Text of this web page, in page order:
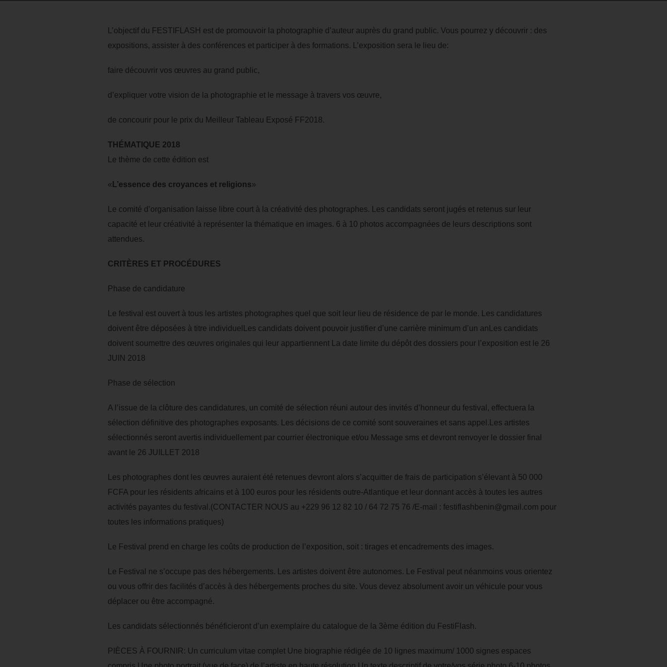
L’objectif du FESTIFLASH est de promouvoir la photographie d’auteur auprès du grand public. Vous pourrez y découvrir : des
expositions, assister à des conférences et participer à des formations. L’exposition sera le lieu de:
faire découvrir vos œuvres au grand public,
d’expliquer votre vision de la photographie et le message à travers vos œuvre,
de concourir pour le prix du Meilleur Tableau Exposé FF2018.
THÉMATIQUE 2018
Le thème de cette édition est
« L’essence des croyances et religions»
Le comité d’organisation laisse libre court à la créativité des photographes. Les candidats seront jugés et retenus sur leur
capacité et leur créativité à représenter la thématique en images. 6 à 10 photos accompagnées de leurs descriptions sont
attendues.
CRITÈRES ET PROCÉDURES
Phase de candidature
Le festival est ouvert à tous les artistes photographes quel que soit leur lieu de résidence de par le monde. Les candidatures
doivent être déposées à titre individuelLes candidats doivent pouvoir justifier d’une carrière minimum d’un anLes candidats
doivent soumettre des œuvres originales qui leur appartiennent La date limite du dépôt des dossiers pour l’exposition est le 26
JUIN 2018
Phase de sélection
A l’issue de la clôture des candidatures, un comité de sélection réuni autour des invités d’honneur du festival, effectuera la
sélection définitive des photographes exposants. Les décisions de ce comité sont souveraines et sans appel.Les artistes
sélectionnés seront avertis individuellement par courrier électronique et/ou Message sms et devront renvoyer le dossier final
avant le 26 JUILLET 2018
Les photographes dont les œuvres auraient été retenues devront alors s’acquitter de frais de participation s’élevant à 50 000
FCFA pour les résidents africains et à 100 euros pour les résidents outre-Atlantique et leur donnant accès à toutes les autres
activités payantes du festival.(CONTACTER NOUS au +229 96 12 82 10 / 64 72 75 76 /E-mail : festiflashbenin@gmail.com pour
toutes les informations pratiques)
Le Festival prend en charge les coûts de production de l’exposition, soit : tirages et encadrements des images.
Le Festival ne s’occupe pas des hébergements. Les artistes doivent être autonomes. Le Festival peut néanmoins vous orientez
ou vous offrir des facilités d’accès à des hébergements proches du site. Vous devez absolument avoir un véhicule pour vous
déplacer ou être accompagné.
Les candidats sélectionnés bénéficieront d’un exemplaire du catalogue de la 3ème édition du FestiFlash.
PIÈCES À FOURNIR: Un curriculum vitae complet Une biographie rédigée de 10 lignes maximum/ 1000 signes espaces